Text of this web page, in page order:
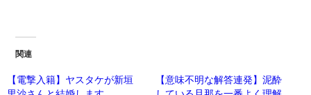
関連
【電撃入籍】ヤスタケが新垣
【意味不明な解答連発】泥酔